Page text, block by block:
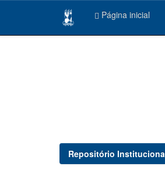
Página inicial
Repositório